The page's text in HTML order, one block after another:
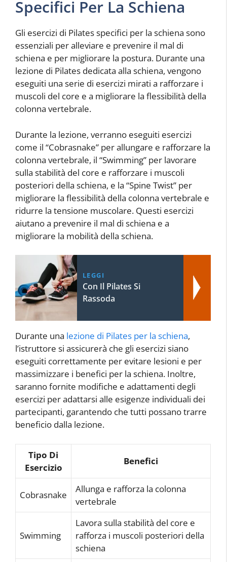
Specifici Per La Schiena
Gli esercizi di Pilates specifici per la schiena sono
essenziali per alleviare e prevenire il mal di
schiena e per migliorare la postura. Durante una
lezione di Pilates dedicata alla schiena, vengono
eseguiti una serie di esercizi mirati a rafforzare i
muscoli del core e a migliorare la flessibilità della
colonna vertebrale.
Durante la lezione, verranno eseguiti esercizi
come il “Cobrasnake” per allungare e rafforzare la
colonna vertebrale, il “Swimming” per lavorare
sulla stabilità del core e rafforzare i muscoli
posteriori della schiena, e la “Spine Twist” per
migliorare la flessibilità della colonna vertebrale e
ridurre la tensione muscolare. Questi esercizi
aiutano a prevenire il mal di schiena e a
migliorare la mobilità della schiena.
LEGGI
Con Il Pilates Si
Rassoda
Durante una lezione di Pilates per la schiena,
l’istruttore si assicurerà che gli esercizi siano
eseguiti correttamente per evitare lesioni e per
massimizzare i benefici per la schiena. Inoltre,
saranno fornite modifiche e adattamenti degli
esercizi per adattarsi alle esigenze individuali dei
partecipanti, garantendo che tutti possano trarre
beneficio dalla lezione.
Tipo Di
Esercizio
Benefici
Cobrasnake
Allunga e rafforza la colonna
vertebrale
Swimming
Lavora sulla stabilità del core e
rafforza i muscoli posteriori della
schiena